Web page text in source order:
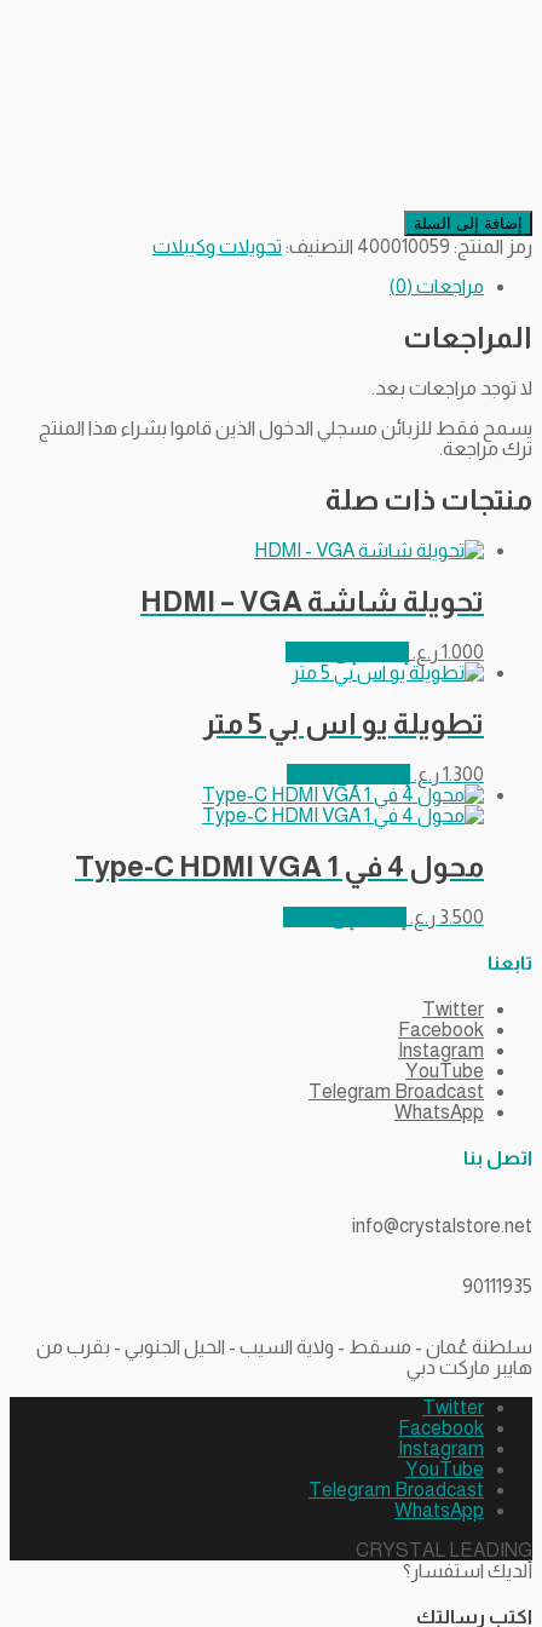
إضافة إلى السلة
رمز المنتج: 400010059 التصنيف: تحويلات وكيبلات
مراجعات (0)
المراجعات
لا توجد مراجعات بعد.
يسمح فقط للزبائن مسجلي الدخول الذين قاموا بشراء هذا المنتج
ترك مراجعة.
منتجات ذات صلة
تحويلة شاشة HDMI – VGA
1.000 ر.ع.
تطويلة يو اس بي 5 متر
1.300 ر.ع.
محول 4 في 1 Type-C HDMI VGA
3.500 ر.ع.
تابعنا
Twitter
Facebook
Instagram
YouTube
Telegram Broadcast
WhatsApp
اتصل بنا
info@crystalstore.net
90111935
سلطنة عُمان - مسقط - ولاية السيب - الحيل الجنوبي - بقرب من
هايبر ماركت دبي
Twitter
Facebook
Instagram
YouTube
Telegram Broadcast
WhatsApp
CRYSTAL LEADING
ألديك استفسار؟
اكتب رسالتك